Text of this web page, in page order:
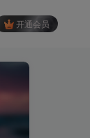
开通会员